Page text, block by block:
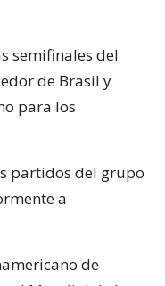
semifinales del
de Brasil y
para los
partidos del grupo
a
de